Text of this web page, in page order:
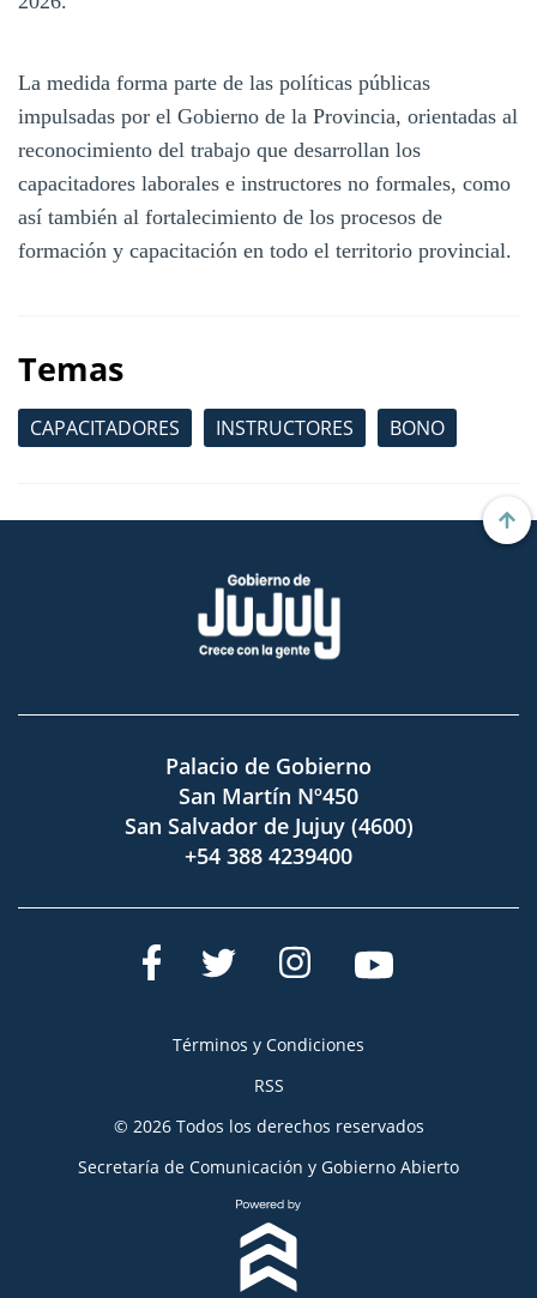
La medida forma parte de las políticas públicas
impulsadas por el Gobierno de la Provincia, orientadas al
reconocimiento del trabajo que desarrollan los
capacitadores laborales e instructores no formales, como
así también al fortalecimiento de los procesos de
formación y capacitación en todo el territorio provincial.
Temas
CAPACITADORES INSTRUCTORES BONO
Palacio de Gobierno
San Martín Nº450
San Salvador de Jujuy (4600)
+54 388 4239400
Términos y Condiciones
RSS
© 2026 Todos los derechos reservados
Secretaría de Comunicación y Gobierno Abierto